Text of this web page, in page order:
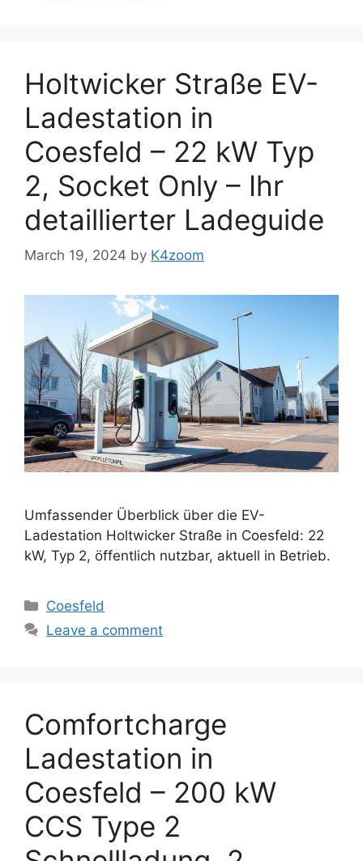
Holtwicker Straße EV-
Ladestation in
Coesfeld – 22 kW Typ
2, Socket Only – Ihr
detaillierter Ladeguide
March 19, 2024 by K4zoom
Umfassender Überblick über die EV-
Ladestation Holtwicker Straße in Coesfeld: 22
kW, Typ 2, öffentlich nutzbar, aktuell in Betrieb.
Categories
Coesfeld
Leave a comment
Comfortcharge
Ladestation in
Coesfeld – 200 kW
CCS Type 2